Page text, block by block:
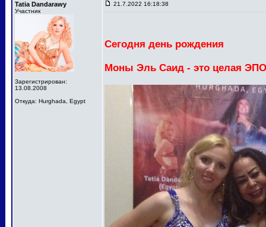
Tatia Dandarawy
Участник
Зарегистрирован:
13.08.2008
Откуда: Hurghada, Egypt
21.7.2022 16:18:38
Сегодня день рождения
Моны Эль Саид - это целая